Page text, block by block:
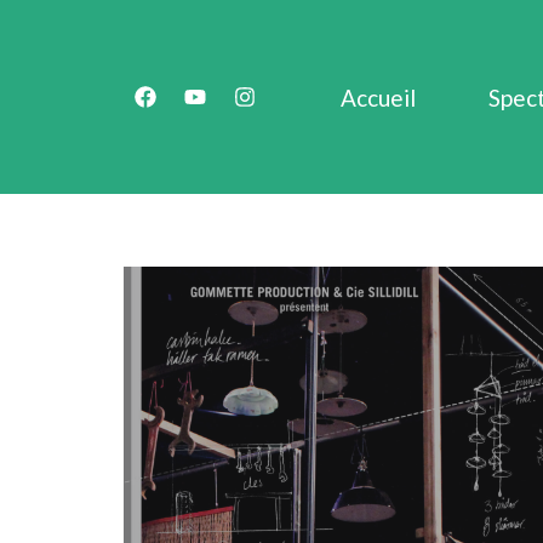
Accueil